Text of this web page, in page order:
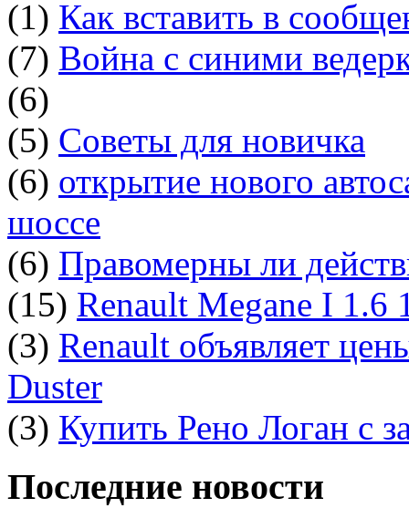
(1) Как вставить в
(7) Война с синими
(6)
(5) Советы для новичка
(6) открытие нового
шоссе
(6) Правомерны ли
(15) Renault Megane I 1.6
(3) Renault объявляет
Duster
(3) Купить Рено Логан с
Последние новости